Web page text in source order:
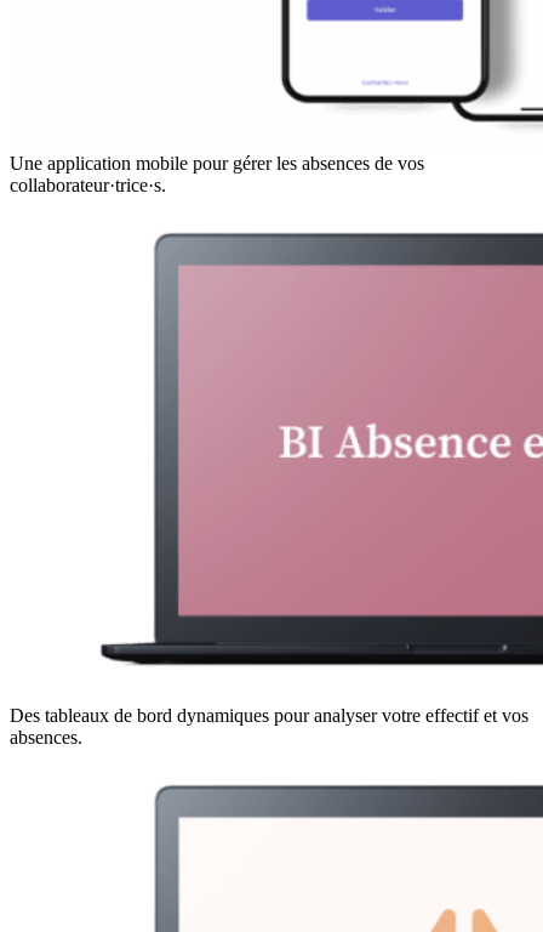
Une application mobile pour gérer les absences de vos
collaborateur·trice·s.
Des tableaux de bord dynamiques pour analyser votre effectif et vos
absences.